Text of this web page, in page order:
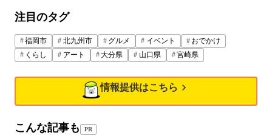
注目のタグ
福岡市 北九州市 グルメ イベント
おでかけ
くらし
アート 大分県 山口県 宮崎県
情報提供はこちら
こんな記事も PR